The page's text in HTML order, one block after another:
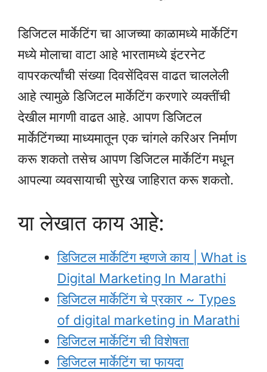
डिजिटल मार्केटिंग चा आजच्या काळामध्ये मार्केटिंग
मध्ये मोलाचा वाटा आहे भारतामध्ये इंटरनेट
वापरकर्त्यांची संख्या दिवसेंदिवस वाढत चाललेली
आहे त्यामुळे डिजिटल मार्केटिंग करणारे व्यक्तींची
देखील मागणी वाढत आहे. आपण डिजिटल
मार्केटिंगच्या माध्यमातून एक चांगले करिअर निर्माण
करू शकतो तसेच आपण डिजिटल मार्केटिंग मधून
आपल्या व्यवसायाची सुरेख जाहिरात करू शकतो.
या लेखात काय आहे:
डिजिटल मार्केटिंग म्हणजे काय | What is
Digital Marketing In Marathi
डिजिटल मार्केटिंग चे प्रकार ~ Types
of digital marketing in Marathi
डिजिटल मार्केटिंग ची विशेषता
डिजिटल मार्केटिंग चा फायदा